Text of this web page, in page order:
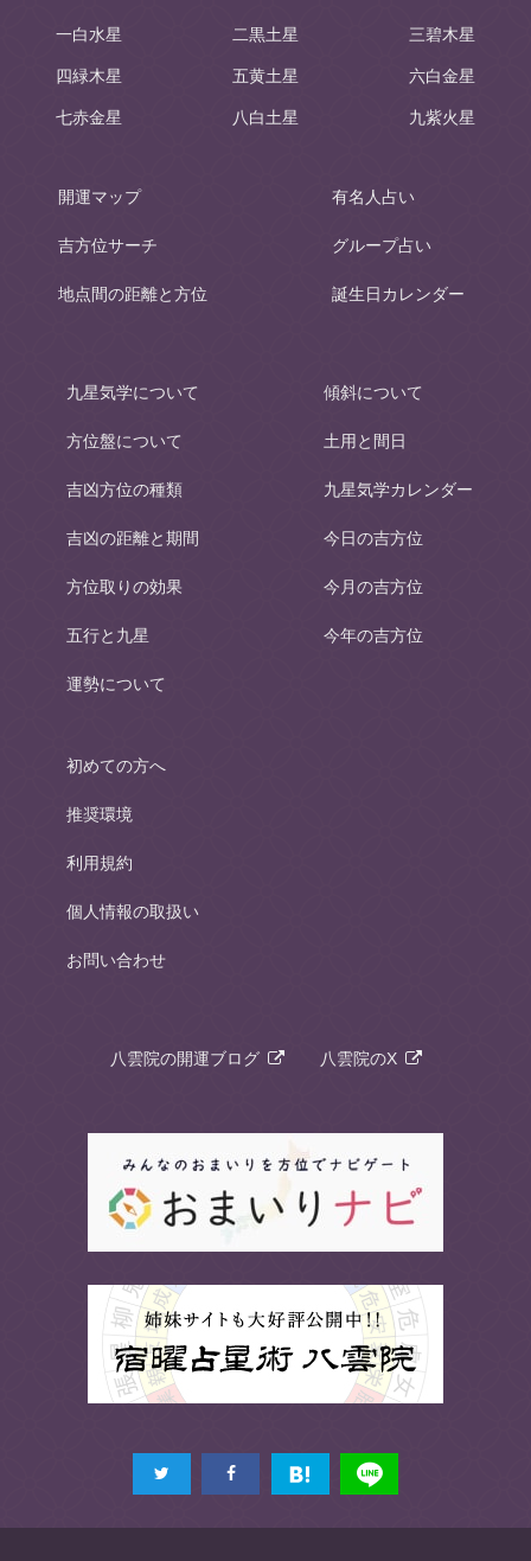
一白水星 二黒土星 三碧木星
四緑木星 五黄土星 六白金星
七赤金星 八白土星 九紫火星
開運マップ
吉方位サーチ
地点間の距離と方位
有名人占い
グループ占い
誕生日カレンダー
九星気学について
方位盤について
吉凶方位の種類
吉凶の距離と期間
方位取りの効果
五行と九星
運勢について
傾斜について
土用と間日
九星気学カレンダー
今日の吉方位
今月の吉方位
今年の吉方位
初めての方へ
推奨環境
利用規約
個人情報の取扱い
お問い合わせ
八雲院の開運ブログ 八雲院のX